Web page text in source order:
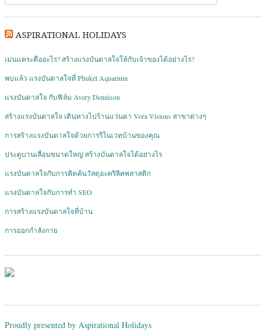
ASPIRATIONAL HOLIDAYS
เม่นแคระคืออะไร? สร้างแรงบันดาลใจให้กับเจ้าของได้อย่างไร?
พบแล้ว แรงบันดาลใจที่ Phuket Aquarium
แรงบันดาลใจ กับฟิล์ม Avery Dennison
สร้างแรงบันดาลใจ เดินทางไปร้านแว่นตา Vora Visions สาขาต่างๆ
การสร้างแรงบันดาลใจด้วยการรีโนเวทบ้านของคุณ
ประตูบานเลื่อนขนาดใหญ่ สร้างบันดาลใจได้อย่างไร
แรงบันดาลใจกับการคิดค้นวัสดุอะคริลิคพลาสติก
แรงบันดาลใจกับการทำ SEO
การสร้างแรงบันดาลใจที่บ้าน
การออกกำลังกาย
Proudly presented by Aspirational Holidays